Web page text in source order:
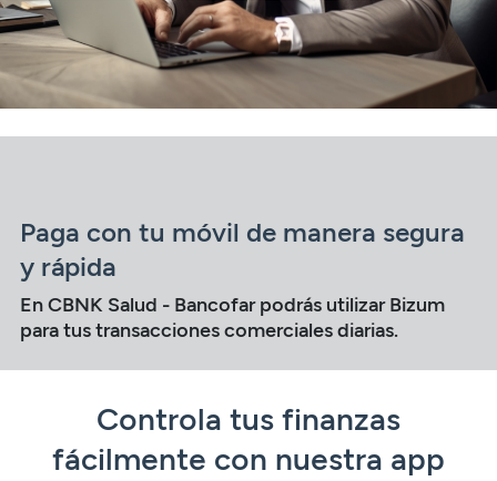
Paga con tu móvil de manera segura
para tus transacciones comerciales diarias.
Controla tus finanzas
fácilmente con nuestra app
Lleva tus cuentas en el bolsillo y accede con un clic a
junto a ti siempre que lo desees.